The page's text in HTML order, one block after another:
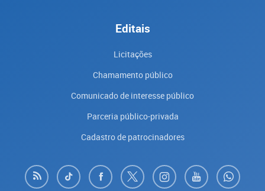
Editais
Licitações
Chamamento público
Comunicado de interesse público
Parceria público-privada
Cadastro de patrocinadores